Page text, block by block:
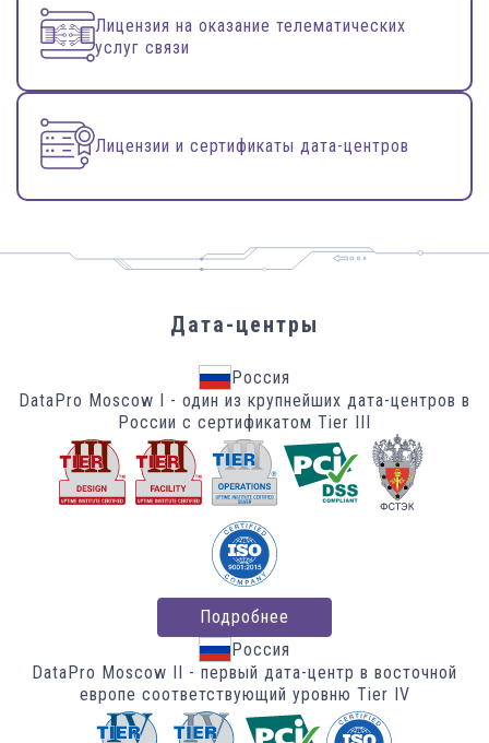
Лицензия на оказание телематических
услуг связи
Лицензии и сертификаты дата-центров
Дата-центры
Россия
DataPro Moscow I - один из крупнейших дата-центров в
России с сертификатом Tier III
Подробнее
Россия
DataPro Moscow II - первый дата-центр в восточной
европе соответствующий уровню Tier IV